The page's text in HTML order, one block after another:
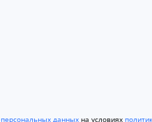
персональных данных на условиях